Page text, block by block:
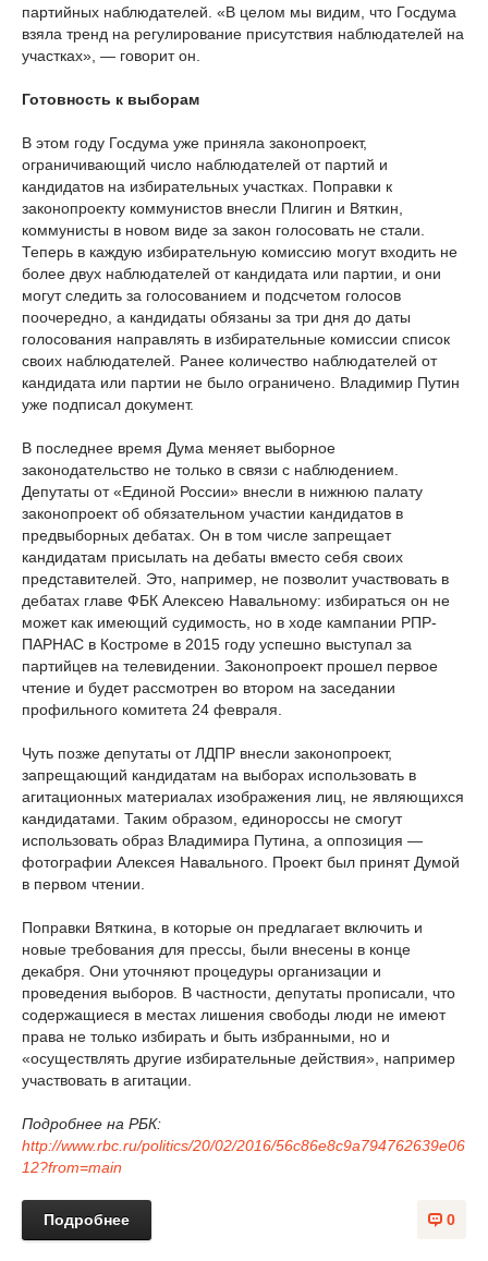
партийных наблюдателей. «В целом мы видим, что Госдума
взяла тренд на регулирование присутствия наблюдателей на
участках», — говорит он.
Готовность к выборам
В этом году Госдума уже приняла законопроект,
ограничивающий число наблюдателей от партий и
кандидатов на избирательных участках. Поправки к
законопроекту коммунистов внесли Плигин и Вяткин,
коммунисты в новом виде за закон голосовать не стали.
Теперь в каждую избирательную комиссию могут входить не
более двух наблюдателей от кандидата или партии, и они
могут следить за голосованием и подсчетом голосов
поочередно, а кандидаты обязаны за три дня до даты
голосования направлять в избирательные комиссии список
своих наблюдателей. Ранее количество наблюдателей от
кандидата или партии не было ограничено. Владимир Путин
уже подписал документ.
В последнее время Дума меняет выборное
законодательство не только в связи с наблюдением.
Депутаты от «Единой России» внесли в нижнюю палату
законопроект об обязательном участии кандидатов в
предвыборных дебатах. Он в том числе запрещает
кандидатам присылать на дебаты вместо себя своих
представителей. Это, например, не позволит участвовать в
дебатах главе ФБК Алексею Навальному: избираться он не
может как имеющий судимость, но в ходе кампании РПР-
ПАРНАС в Костроме в 2015 году успешно выступал за
партийцев на телевидении. Законопроект прошел первое
чтение и будет рассмотрен во втором на заседании
профильного комитета 24 февраля.
Чуть позже депутаты от ЛДПР внесли законопроект,
запрещающий кандидатам на выборах использовать в
агитационных материалах изображения лиц, не являющихся
кандидатами. Таким образом, единороссы не смогут
использовать образ Владимира Путина, а оппозиция —
фотографии Алексея Навального. Проект был принят Думой
в первом чтении.
Поправки Вяткина, в которые он предлагает включить и
новые требования для прессы, были внесены в конце
декабря. Они уточняют процедуры организации и
проведения выборов. В частности, депутаты прописали, что
содержащиеся в местах лишения свободы люди не имеют
права не только избирать и быть избранными, но и
«осуществлять другие избирательные действия», например
участвовать в агитации.
Подробнее на РБК:
http://www.rbc.ru/politics/20/02/2016/56c86e8c9a794762639e06
12?from=main
0
Подробнее